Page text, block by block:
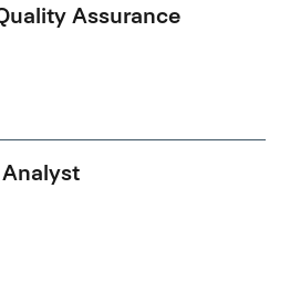
Assurance